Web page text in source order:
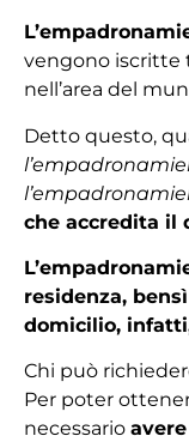
vengono iscritte
nell’area del
Detto questo,
che accredita il
residenza,
domicilio,
Chi può
Per poter
necessario